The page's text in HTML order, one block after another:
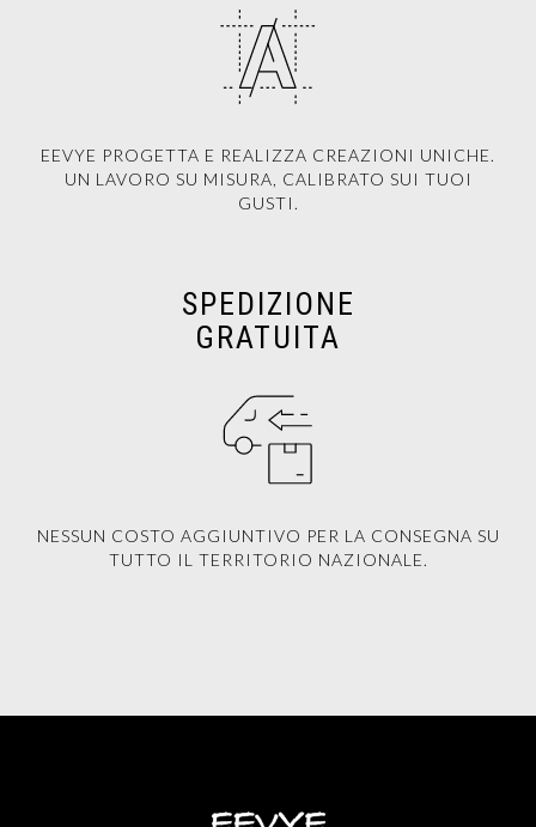
EEVYE PROGETTA E REALIZZA CREAZIONI UNICHE.
UN LAVORO SU MISURA, CALIBRATO SUI TUOI
GUSTI.
SPEDIZIONE
GRATUITA
NESSUN COSTO AGGIUNTIVO PER LA CONSEGNA SU
TUTTO IL TERRITORIO NAZIONALE.